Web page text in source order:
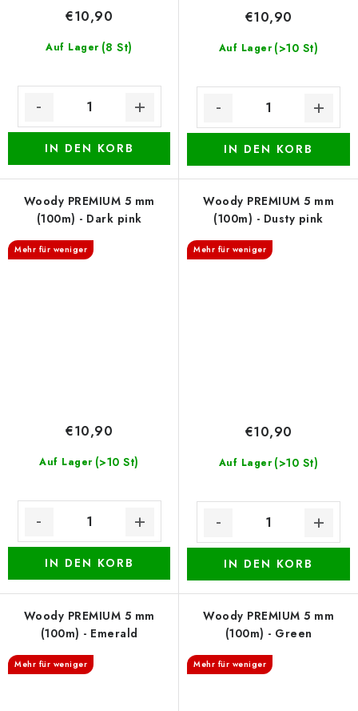
Auf Lager (8 St)
€10,90
IN DEN KORB
Auf Lager (>10 St)
€10,90
IN DEN KORB
Woody PREMIUM 5 mm
(100m) - Dark pink
Mehr für weniger
Auf Lager (>10 St)
€10,90
IN DEN KORB
Woody PREMIUM 5 mm
(100m) - Dusty pink
Mehr für weniger
Auf Lager (>10 St)
€10,90
IN DEN KORB
Woody PREMIUM 5 mm
(100m) - Emerald
Mehr für weniger
Woody PREMIUM 5 mm
(100m) - Green
Mehr für weniger